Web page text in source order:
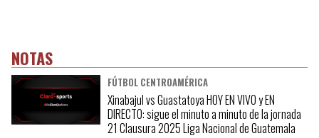
NOTAS
FÚTBOL CENTROAMÉRICA
Xinabajul vs Guastatoya HOY EN VIVO y EN
DIRECTO: sigue el minuto a minuto de la jornada
21 Clausura 2025 Liga Nacional de Guatemala